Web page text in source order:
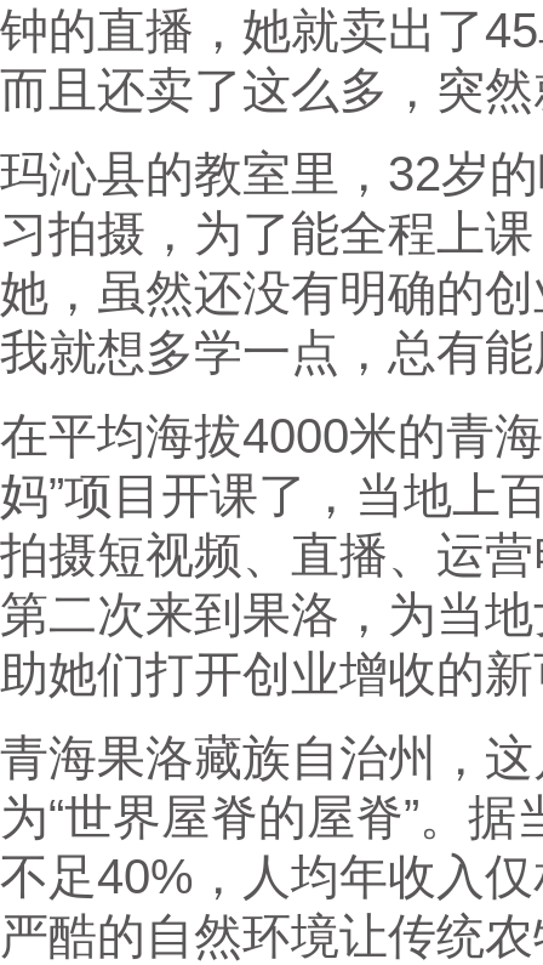
钟的直播，她就卖出了
而且还卖了这么多，突
玛沁县的教室里，32岁
习拍摄，为了能全程上
她，虽然还没有明确的
我就想多学一点，总有
在平均海拔4000米的青
妈”项目开课了，当地上
拍摄短视频、直播、运
第二次来到果洛，为当
助她们打开创业增收的
青海果洛藏族自治州，
为“世界屋脊的屋脊”。
不足40%，人均年收入
严酷的自然环境让传统